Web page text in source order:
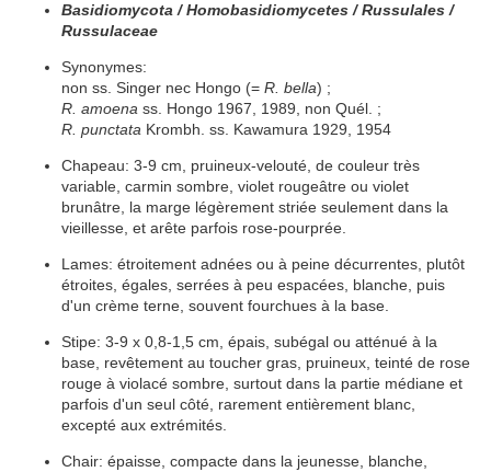
Basidiomycota / Homobasidiomycetes / Russulales /
Russulaceae
Synonymes:
non ss. Singer nec Hongo (= R. bella) ;
R. amoena ss. Hongo 1967, 1989, non Quél. ;
R. punctata Krombh. ss. Kawamura 1929, 1954
Chapeau: 3-9 cm, pruineux-velouté, de couleur très
variable, carmin sombre, violet rougeâtre ou violet
brunâtre, la marge légèrement striée seulement dans la
vieillesse, et arête parfois rose-pourprée.
Lames: étroitement adnées ou à peine décurrentes , plutôt
étroites , égales, serrées à peu espacées , blanche, puis
d'un crème terne, souvent fourchues à la base.
Stipe: 3-9 x 0,8-1,5 cm, épais , subégal ou atténué à la
base, revêtement au toucher gras pruineux , teinté de rose
rouge à violacé sombre, surtout dans la partie médiane et
parfois d'un seul côté, rarement entièrement blanc,
excepté aux extrémités.
Chair: épaisse , compacte dans la jeunesse, blanche,